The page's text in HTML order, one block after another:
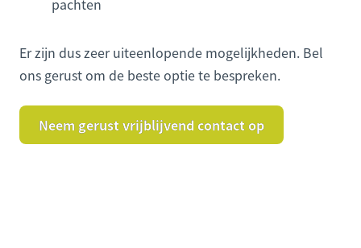
pachten
Er zijn dus zeer uiteenlopende mogelijkheden. Bel
ons gerust om de beste optie te bespreken.
Neem gerust vrijblijvend contact op